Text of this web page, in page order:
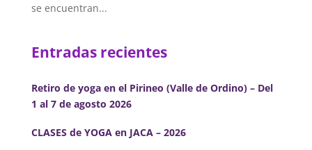
se encuentran...
Entradas recientes
Retiro de yoga en el Pirineo (Valle de Ordino) – Del
1 al 7 de agosto 2026
CLASES de YOGA en JACA – 2026